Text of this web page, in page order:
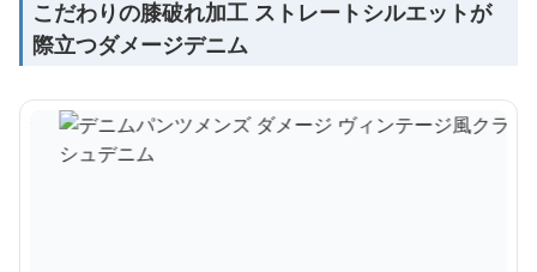
こだわりの膝破れ加工 ストレートシルエットが
際立つダメージデニム